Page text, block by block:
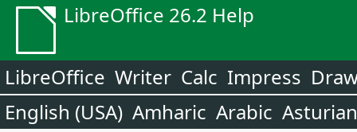
LibreOffice 26.2 Help
LibreOffice Writer Calc Impress
English (USA) Amharic Arabic Asturian